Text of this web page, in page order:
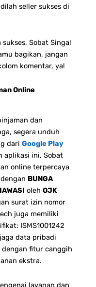
seller sukses di
Sobat Singa!
bagikan, jangan
komentar, ya!
Online
dan
segera unduh
dari Google Play
aplikasi ini, Sobat
online terpercaya
dengan BUNGA
oleh OJK
surat izin nomor
juga memiliki
ISMS1001242
data pribadi
fitur canggih
ekstra.
layanan dan